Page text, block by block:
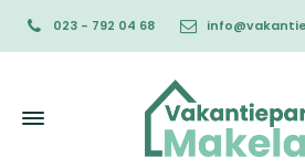
023 - 792 04 68